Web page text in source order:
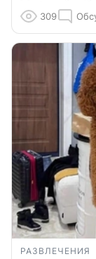
309
РАЗВЛЕЧЕНИЯ